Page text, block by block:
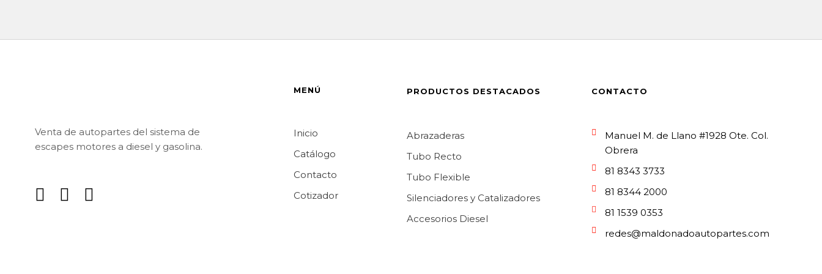
Venta de autopartes del sistema de
escapes motores a diesel y gasolina.
MENÚ
Inicio
Catálogo
Contacto
Cotizador
PRODUCTOS DESTACADOS
Abrazaderas
Tubo Recto
Tubo Flexible
Silenciadores y Catalizadores
Accesorios Diesel
CONTACTO
Manuel M. de Llano #1928 Ote. Col.
Obrera
81 8343 3733
81 8344 2000
81 1539 0353
redes@maldonadoautopartes.com